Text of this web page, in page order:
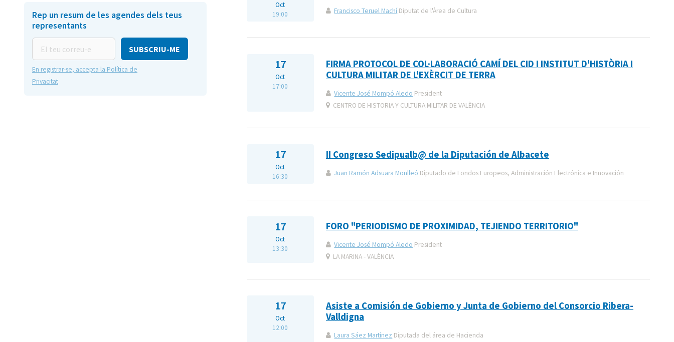
Rep un resum de les agendes dels teus
representants
teu
correu-
e
En registrar-se, accepta la Política de
Privacitat
Oct
19:00
Francisco Teruel Machí Diputat de l'Àrea de Cultura
17
Oct
17:00
FIRMA PROTOCOL DE COL·LABORACIÓ CAMÍ DEL CID I INSTITUT D'HISTÒRIA I
CULTURA MILITAR DE L'EXÈRCIT DE TERRA
Vicente José Mompó Aledo President
CENTRO DE HISTORIA Y CULTURA MILITAR DE VALÈNCIA
17
Oct
16:30
II Congreso Sedipualb@ de la Diputación de Albacete
Juan Ramón Adsuara Monlleó Diputado de Fondos Europeos, Administración Electrónica e Innovación
17
Oct
13:30
FORO "PERIODISMO DE PROXIMIDAD, TEJIENDO TERRITORIO"
Vicente José Mompó Aledo President
LA MARINA - VALÈNCIA
17
Oct
12:00
Asiste a Comisión de Gobierno y Junta de Gobierno del Consorcio Ribera-
Valldigna
Laura Sáez Martínez Diputada del área de Hacienda